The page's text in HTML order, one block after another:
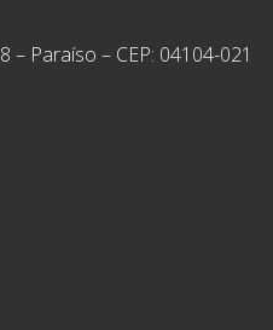
– Paraíso – CEP: 04104-021